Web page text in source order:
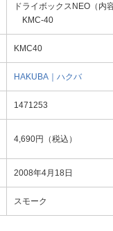
ドライボックスNEO（内
KMC-40
KMC40
HAKUBA｜ハクバ
1471253
4,690円（税込）
2008年4月18日
スモーク